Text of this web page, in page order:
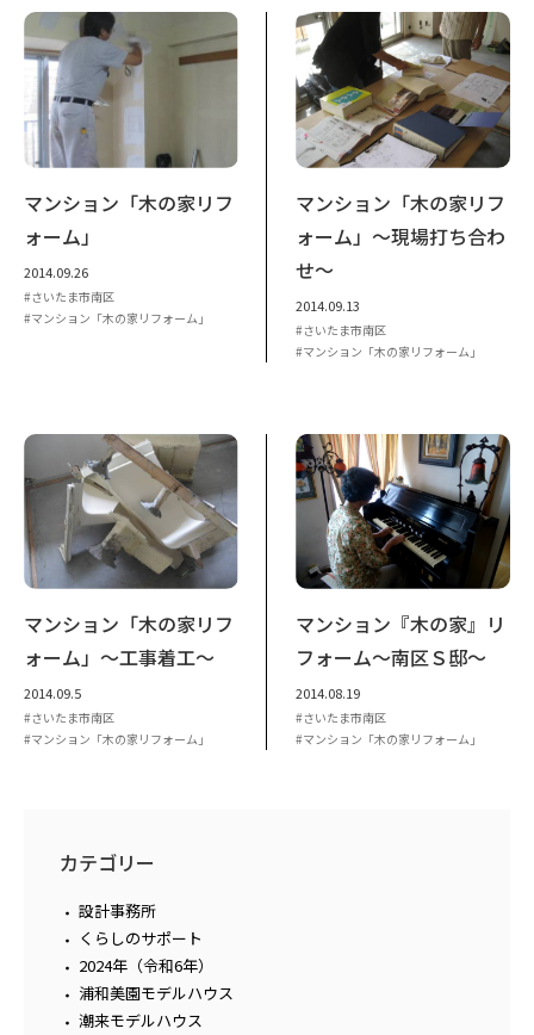
マンション「木の家リフ
ォーム」
2014.09.26
さいたま市南区
マンション「木の家リフォーム」
マンション「木の家リフ
ォーム」～現場打ち合わ
せ～
2014.09.13
さいたま市南区
マンション「木の家リフォーム」
マンション「木の家リフ
ォーム」～工事着工～
2014.09.5
さいたま市南区
マンション「木の家リフォーム」
マンション『木の家』リ
フォーム～南区Ｓ邸～
2014.08.19
さいたま市南区
マンション「木の家リフォーム」
カテゴリー
設計事務所
くらしのサポート
2024年（令和6年）
浦和美園モデルハウス
潮来モデルハウス